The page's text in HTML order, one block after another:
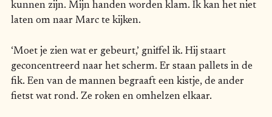
kunnen zijn. Mijn handen worden klam. Ik kan het niet
laten om naar Marc te kijken.
‘Moet je zien wat er gebeurt,’ gniffel ik. Hij staart
geconcentreerd naar het scherm. Er staan pallets in de
fik. Een van de mannen begraaft een kistje, de ander
fietst wat rond. Ze roken en omhelzen elkaar.